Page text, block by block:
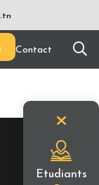
Etudiants
Contact